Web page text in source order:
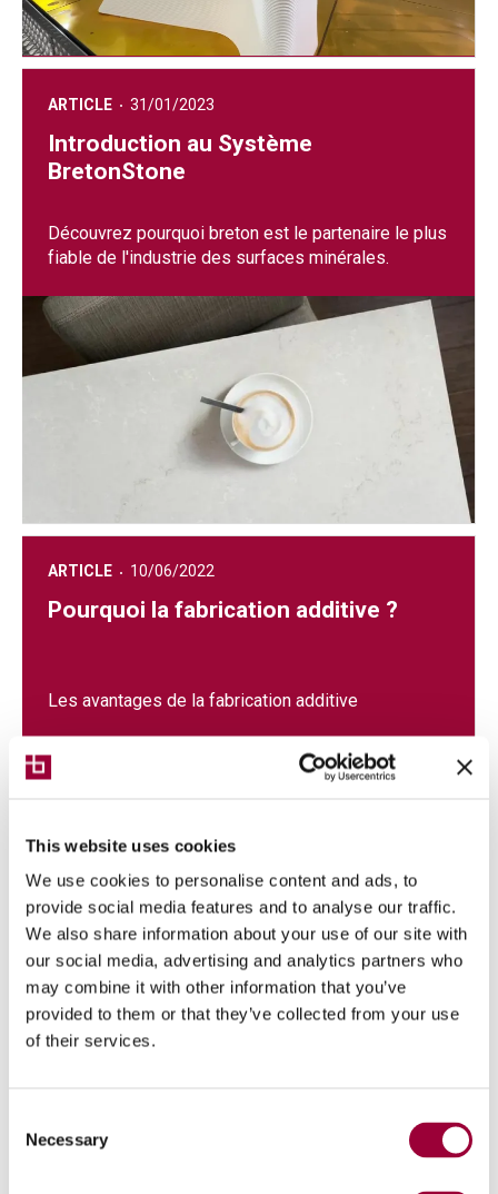
This website uses cookies
We use cookies to personalise content and ads, to
provide social media features and to analyse our traffic.
We also share information about your use of our site with
our social media, advertising and analytics partners who
may combine it with other information that you’ve
provided to them or that they’ve collected from your use
of their services.
Selection
Necessary
ARTICLE 31/01/2023
Introduction au Système
BretonStone
Découvrez pourquoi breton est le partenaire le plus
fiable de l'industrie des surfaces minérales.
ARTICLE 10/06/2022
Pourquoi la fabrication additive ?
Les avantages de la fabrication additive
ARTICLE 01/06/2022
Comment et pourquoi tracer le
Les avantages du traçage du processus de